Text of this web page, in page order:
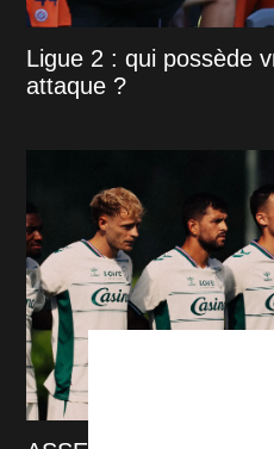
Ligue 2 : qui possède
attaque ?